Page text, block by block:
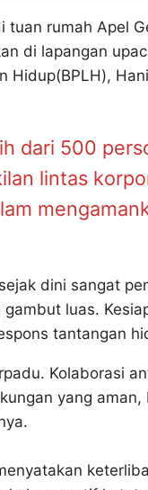
tuan rumah Apel
di lapangan
Hidup(BPLH),
dari 500
lintas
dini sangat
luas.
tantangan
Kolaborasi
yang